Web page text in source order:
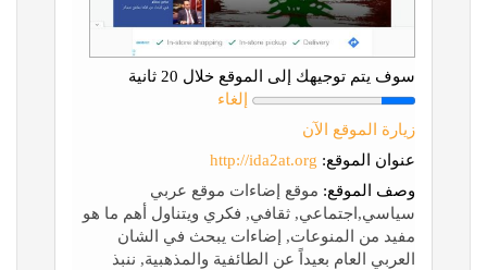
سوف يتم توجيهك إلى الموقع خلال 20 ثانية
إلغاء
زيارة الموقع الآن
عنوان الموقع: http://ida2at.org
وصف الموقع: موقع إضاءات موقع عربي
سياسي,اجتماعي, ثقافي, فكري ويتناول أهم ما هو
مفيد من المنوعات, إضاءات يبحث في الشان
العربي العام بعيداً عن الطائفية والمذهبية, ننبذ